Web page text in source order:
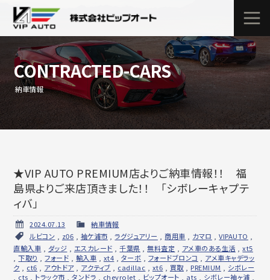
CONTRACTED-CARS
納車情報
★VIP AUTO PREMIUM店よりご納車情報！！ 福
島県よりご来店頂きました！！ 「シボレーキャプテ
ィバ」
2024.07.13
納車情報
ルビコン
z06 袖ケ浦市 ,ラグジュアリー ,商用車 カマロ ,VIPAUTO
直輸入車
ダッジ エスカレード ,千葉県 ,無料査定 アメ車のある生活 ,xt5
,下取り ,フォード 輸入車 xt4 ターボ フォードブロンコ
アメ車キャデラッ
ク
ct6 アウトドア, アクティブ cadillac xt6 買取 PREMIUM
シボレー
cts トラック市 ,タンドラ chevrolet ビップオート ats シボレー袖ヶ浦